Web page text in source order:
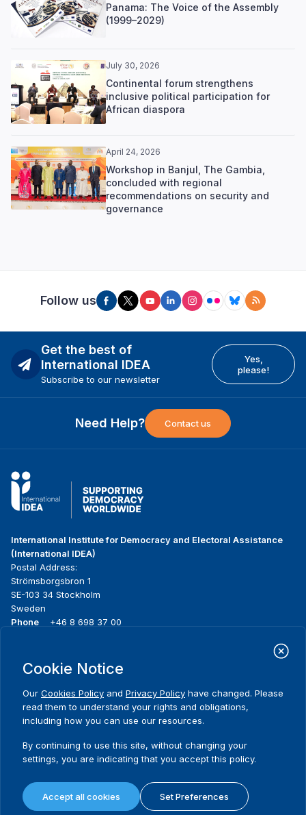
Panama: The Voice of the Assembly
(1999–2029)
July 30, 2026
Continental forum strengthens
inclusive political participation for
African diaspora
April 24, 2026
Workshop in Banjul, The Gambia,
concluded with regional
recommendations on security and
governance
Follow us
Get the best of
International IDEA
Subscribe to our newsletter
Yes,
please!
Need Help? Contact us
International Institute for Democracy and Electoral Assistance
(International IDEA)
Postal Address:
Strömsborgsbron 1
SE-103 34 Stockholm
Sweden
Phone
+46 8 698 37 00
menu
About us
Where we work
Publications
Media resources
Contact
Terms and conditions
Privacy policy
Cookie policy
Cookie Notice
Our Cookies Policy and Privacy Policy have changed. Please
read them to understand your rights and obligations,
including how you can use our resources.
By continuing to use this site, without changing your
settings, you are indicating that you accept this policy.
Accept all cookies Set Preferences